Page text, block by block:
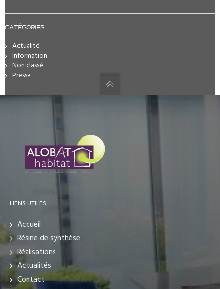
CATÉGORIES
Actualité
Information
Non classé
Presse
LIENS UTILES
Accueil
Résine de synthèse
Réalisations
Actualités
Contact